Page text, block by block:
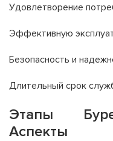
Удовлетворение
Эффективную
Безопасность и
Длительный срок
Этапы
Аспекты